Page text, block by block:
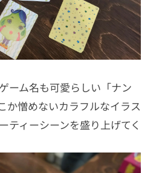
ーム名も可愛らしい「ナン
か憎めないカラフルなイラス
ティーシーンを盛り上げてく